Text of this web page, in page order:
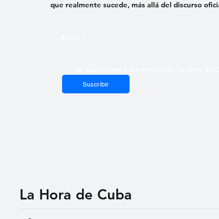
Suscribir
que realmente sucede, más allá del discurso
La Hora de Cuba